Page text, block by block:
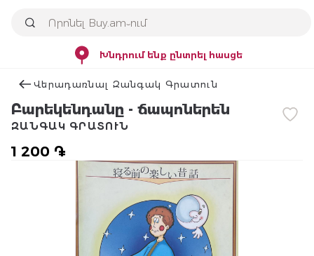
Խնդրում ենք ընտրել հասցե
Վերադառնալ Զանգակ Գրատուն
Բարեկենդանը - ճապոներեն
1 200 ֏
ԶԱՆԳԱԿ ԳՐԱՏՈՒՆ